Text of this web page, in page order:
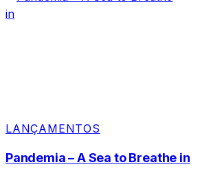
LANÇAMENTOS
Pandemia – A Sea to Breathe in